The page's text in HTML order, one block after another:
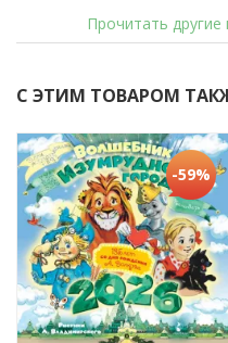
Прочитать другие
С ЭТИМ ТОВАРОМ
-59%